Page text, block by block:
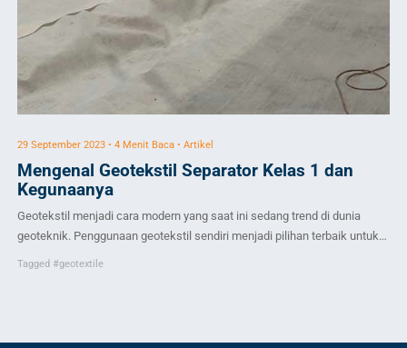
29 September 2023 • 4 Menit Baca • Artikel
Mengenal Geotekstil Separator Kelas 1 dan
Kegunaanya
Geotekstil menjadi cara modern yang saat ini sedang trend di dunia
geoteknik. Penggunaan geotekstil sendiri menjadi pilihan terbaik untuk
mengatasi tanah lunak. Geotekstil terbagi menjadi tiga yang digolongkan
Tagged #geotextile